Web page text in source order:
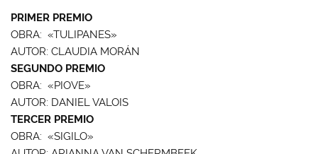
PRIMER PREMIO
OBRA: «TULIPANES»
AUTOR: CLAUDIA MORÁN
SEGUNDO PREMIO
OBRA: «PIOVE»
AUTOR: DANIEL VALOIS
TERCER PREMIO
OBRA: «SIGILO»